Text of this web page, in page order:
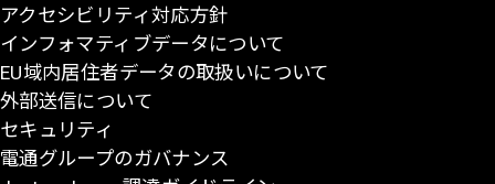
アクセシビリティ対応方針
インフォマティブデータについて
EU域内居住者データの取扱いについて
外部送信について
セキュリティ
電通グループのガバナンス